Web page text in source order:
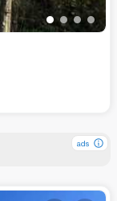
•• ••
ads
ads
ads